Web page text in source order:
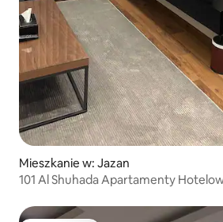
Mieszkanie w: Jazan
101 Al Shuhada Apartamenty